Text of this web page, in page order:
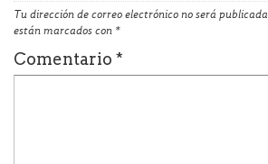
Tu dirección de correo electrónico no será publicada.
están marcados con *
Comentario *